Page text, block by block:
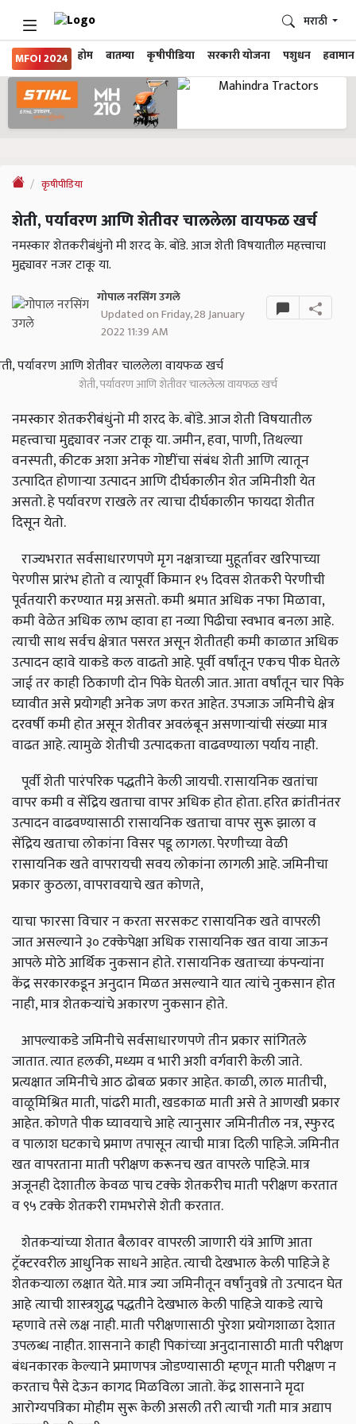
MFOI 2024 होम बातम्या कृषीपीडिया सरकारी योजना पशुधन हवामान
मराठी
कृषीपीडिया
शेती, पर्यावरण आणि शेतीवर चाललेला वायफळ खर्च
नमस्कार शेतकरीबंधुंनो मी शरद के. बोंडे. आज शेती विषयातील महत्त्वाचा
मुद्द्यावर नजर टाकू या.
गोपाल नरसिंग उगले
Updated on Friday, 28 January
2022 11:39 AM
शेती, पर्यावरण आणि शेतीवर चाललेला वायफळ खर्च
नमस्कार शेतकरीबंधुंनो मी शरद के. बोंडे. आज शेती विषयातील
महत्त्वाचा मुद्द्यावर नजर टाकू या. जमीन, हवा, पाणी, तिथल्या
वनस्पती, कीटक अशा अनेक गोष्टींचा संबंध शेती आणि त्यातून
उत्पादित होणार्‍या उत्पादन आणि दीर्घकालीन शेत जमिनीशी येत
असतो. हे पर्यावरण राखले तर त्याचा दीर्घकालीन फायदा शेतीत
दिसून येतो.
राज्यभरात सर्वसाधारणपणे मृग नक्षत्राच्या मुहूर्तावर खरिपाच्या
पेरणीस प्रारंभ होतो व त्यापूर्वी किमान १५ दिवस शेतकरी पेरणीची
पूर्वतयारी करण्यात मग्न असतो. कमी श्रमात अधिक नफा मिळावा,
कमी वेळेत अधिक लाभ व्हावा हा नव्या पिढीचा स्वभाव बनला आहे.
त्याची साथ सर्वच क्षेत्रात पसरत असून शेतीतही कमी काळात अधिक
उत्पादन व्हावे याकडे कल वाढतो आहे. पूर्वी वर्षांतून एकच पीक घेतले
जाई तर काही ठिकाणी दोन पिके घेतली जात. आता वर्षांतून चार पिके
घ्यावीत असे प्रयोगही अनेक जण करत आहेत. उपजाऊ जमिनीचे क्षेत्र
दरवर्षी कमी होत असून शेतीवर अवलंबून असणार्‍यांची संख्या मात्र
वाढत आहे. त्यामुळे शेतीची उत्पादकता वाढवण्याला पर्याय नाही.
पूर्वी शेती पारंपरिक पद्धतीने केली जायची. रासायनिक खतांचा
वापर कमी व सेंद्रिय खताचा वापर अधिक होत होता. हरित क्रांतीनंतर
उत्पादन वाढवण्यासाठी रासायनिक खताचा वापर सुरू झाला व
सेंद्रिय खताचा लोकांना विसर पडू लागला. पेरणीच्या वेळी
रासायनिक खते वापरायची सवय लोकांना लागली आहे. जमिनीचा
प्रकार कुठला, वापरावयाचे खत कोणते,
याचा फारसा विचार न करता सरसकट रासायनिक खते वापरली
जात असल्याने ३० टक्केपेक्षा अधिक रासायनिक खत वाया जाऊन
आपले मोठे आर्थिक नुकसान होते. रासायनिक खताच्या कंपन्यांना
केंद्र सरकारकडून अनुदान मिळत असल्याने यात त्यांचे नुकसान होत
नाही, मात्र शेतकर्‍यांचे अकारण नुकसान होते.
आपल्याकडे जमिनीचे सर्वसाधारणपणे तीन प्रकार सांगितले
जातात. त्यात हलकी, मध्यम व भारी अशी वर्गवारी केली जाते.
प्रत्यक्षात जमिनीचे आठ ढोबळ प्रकार आहेत. काळी, लाल मातीची,
वाळूमिश्रित माती, पांढरी माती, खडकाळ माती असे ते आणखी प्रकार
आहेत. कोणते पीक घ्यावयाचे आहे त्यानुसार जमिनीतील नत्र, स्फुरद
व पालाश घटकाचे प्रमाण तपासून त्याची मात्रा दिली पाहिजे. जमिनीत
खत वापरताना माती परीक्षण करूनच खत वापरले पाहिजे. मात्र
अजूनही देशातील केवळ पाच टक्के शेतकरीच माती परीक्षण करतात
व ९५ टक्के शेतकरी रामभरोसे शेती करतात.
शेतकर्‍यांच्या शेतात बैलावर वापरली जाणारी यंत्रे आणि आता
ट्रॅक्टरवरील आधुनिक साधने आहेत. त्याची देखभाल केली पाहिजे हे
शेतकर्‍याला लक्षात येते. मात्र ज्या जमिनीतून वर्षांनुवष्रे तो उत्पादन घेत
आहे त्याची शास्त्रशुद्ध पद्धतीने देखभाल केली पाहिजे याकडे त्याचे
म्हणावे तसे लक्ष नाही. माती परीक्षणासाठी पुरेशा प्रयोगशाळा देशात
उपलब्ध नाहीत. शासनाने काही पिकांच्या अनुदानासाठी माती परीक्षण
बंधनकारक केल्याने प्रमाणपत्र जोडण्यासाठी म्हणून माती परीक्षण न
करताच पैसे देऊन कागद मिळविला जातो. केंद्र शासनाने मृदा
आरोग्यपत्रिका मोहीम सुरू केली असली तरी त्याची गती मात्र अद्याप